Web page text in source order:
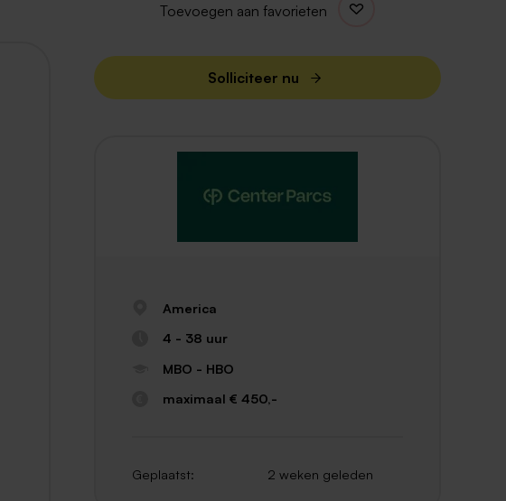
Toevoegen aan favorieten
Solliciteer nu
America
4 - 38 uur
MBO - HBO
maximaal € 450,-
Geplaatst: 2 weken geleden